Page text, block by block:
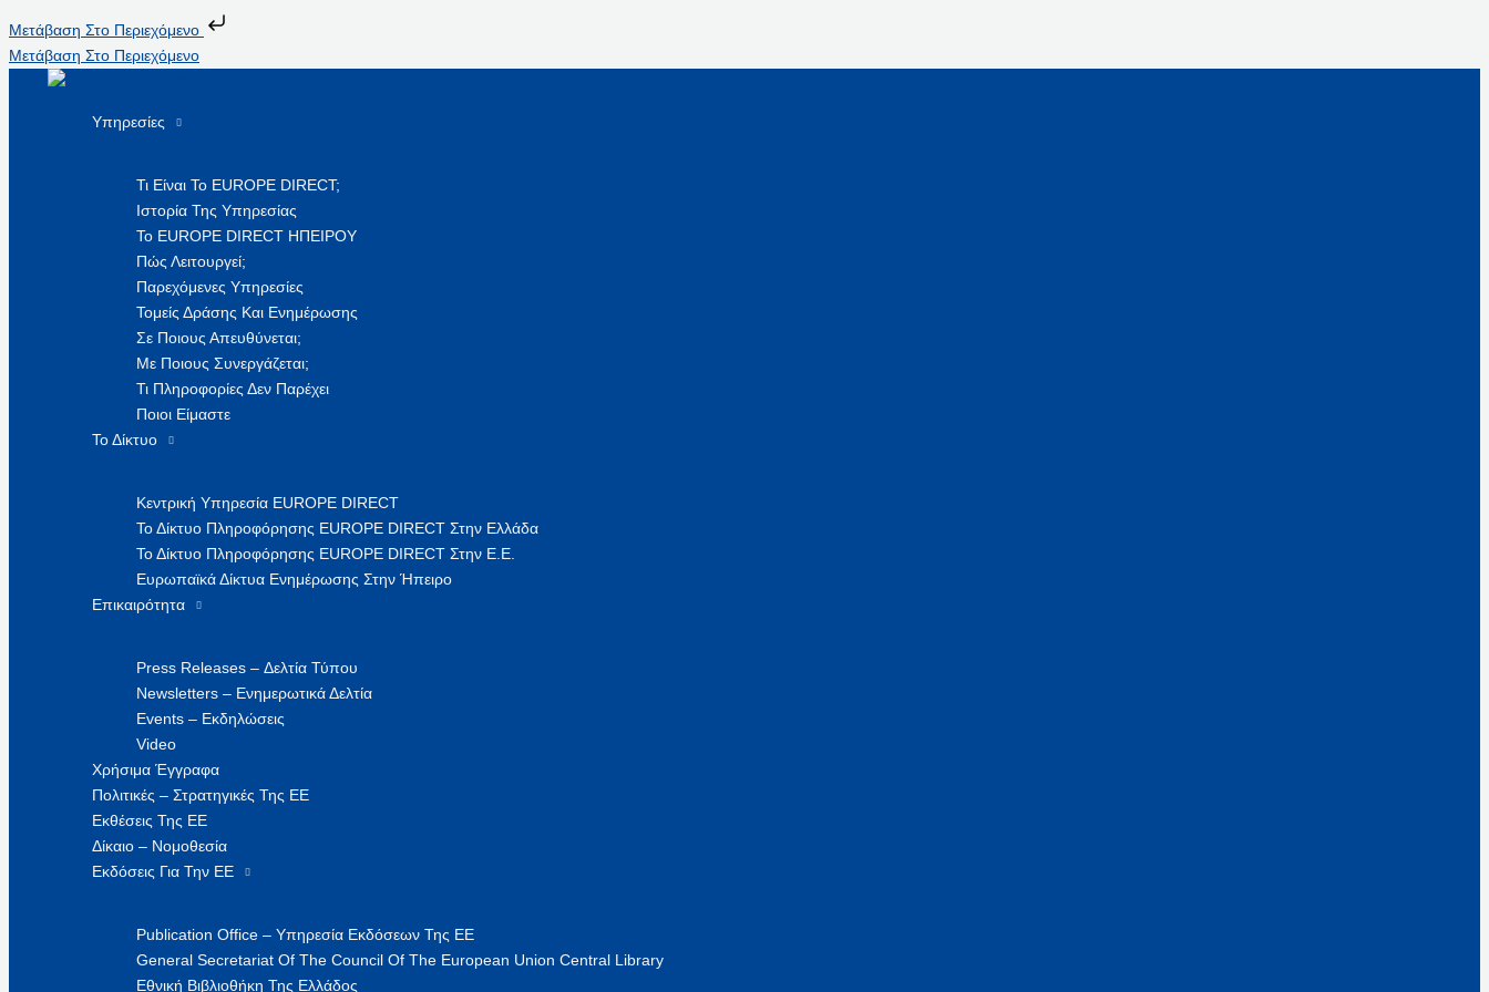
Μετάβαση Στο Περιεχόμενο
Μετάβαση Στο Περιεχόμενο
Υπηρεσίες
Τι Είναι Το EUROPE DIRECT;
Ιστορία Της Υπηρεσίας
Το EUROPE DIRECT ΗΠΕΙΡΟΥ
Πώς Λειτουργεί;
Παρεχόμενες Υπηρεσίες
Τομείς Δράσης Και Ενημέρωσης
Σε Ποιους Απευθύνεται;
Με Ποιους Συνεργάζεται;
Τι Πληροφορίες Δεν Παρέχει
Ποιοι Είμαστε
Το Δίκτυο
Κεντρική Υπηρεσία EUROPE DIRECT
Το Δίκτυο Πληροφόρησης EUROPE DIRECT Στην Ελλάδα
Το Δίκτυο Πληροφόρησης EUROPE DIRECT Στην Ε.Ε.
Ευρωπαϊκά Δίκτυα Ενημέρωσης Στην Ήπειρο
Επικαιρότητα
Press Releases – Δελτία Τύπου
Newsletters – Ενημερωτικά Δελτία
Events – Εκδηλώσεις
Video
Χρήσιμα Έγγραφα
Πολιτικές – Στρατηγικές Της ΕΕ
Εκθέσεις Της ΕΕ
Δίκαιο – Νομοθεσία
Εκδόσεις Για Την ΕΕ
Publication Office – Υπηρεσία Εκδόσεων Της ΕΕ
General Secretariat Of The Council Of The European Union Central Library
Εθνική Βιβλιοθήκη Της Ελλάδος